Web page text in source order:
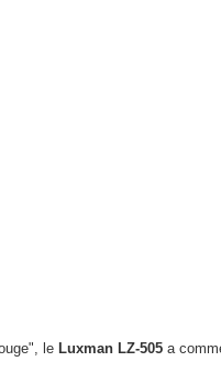
le Luxman LZ-505 a